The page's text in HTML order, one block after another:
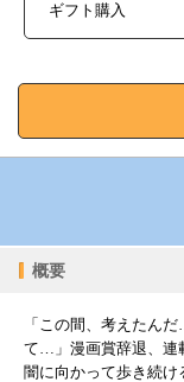
ギフト購入
概要
「この間、考えたん
て…」漫画賞辞退、連
闇に向かって歩き続